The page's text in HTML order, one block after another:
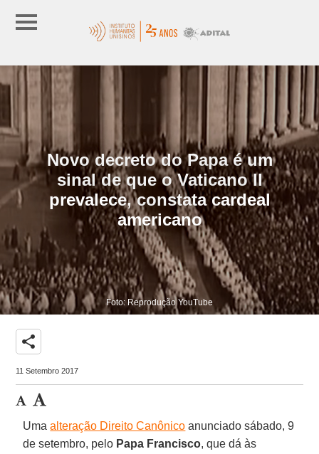
Novo decreto do Papa é um
sinal de que o Vaticano II
prevalece, constata cardeal
americano
Foto: Reprodução YouTube
share
11 Setembro 2017
Umaalteração Direito Canônico anunciado sábado, 9
de setembro, pelo Papa Francisco, que dá às